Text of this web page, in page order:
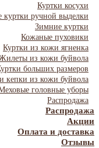
Куртки косухи
ручной выделки
Зимние куртки
Кожаные пуховики
Куртки из кожи ягненка
из кожи буйвола
больших размеров
кепки из кожи буйвола
головные уборы
Распродажа
Распродажа
Акции
Оплата и доставка
Отзывы